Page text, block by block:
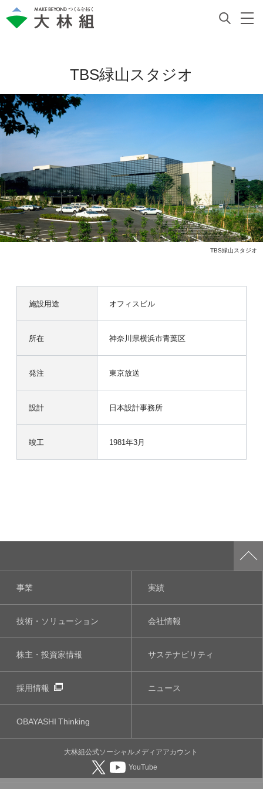
TBS緑山スタジオ
TBS緑山スタジオ
施設用途 オフィスビル
所在 神奈川県横浜市青葉区
発注 東京放送
設計 日本設計事務所
竣工 1981年3月
事業 実績
技術・ソリューション 会社情報
株主・投資家情報 サステナビリティ
採用情報 ニュース
OBAYASHIThinking
大林組公式ソーシャルメディアアカウント
YouTube